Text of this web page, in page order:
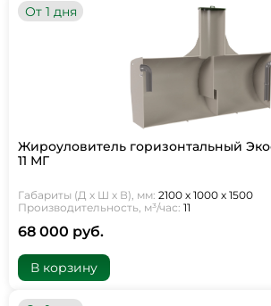
От 1 дня
Жироуловитель горизонтальный
11 МГ
Габариты (Д х Ш х В), мм: 2100 х 1000 х 1500
Производительность, м³/час: 11
68 000 руб.
В корзину